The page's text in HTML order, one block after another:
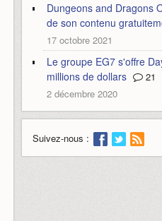
Dungeons and Dragons
de son contenu
17 octobre 2021
Le groupe EG7 s'offre
millions de dollars
21
2 décembre 2020
Suivez-nous :